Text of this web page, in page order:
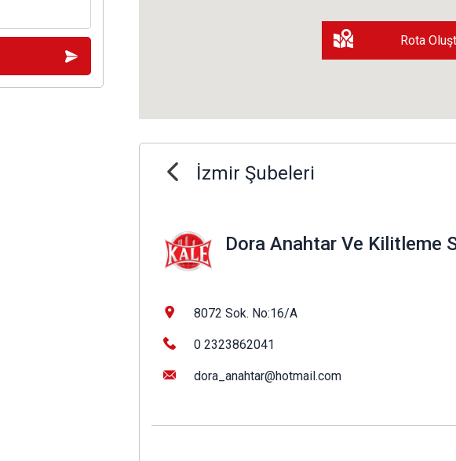
Rota
İzmir Şubeleri
Dora Anahtar Ve Kilitleme
8072 Sok. No:16/A
0 2323862041
dora_anahtar@hotmail.com